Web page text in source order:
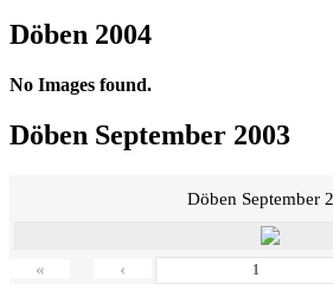
Döben 2004
No Images found.
Döben September 2003
Döben September
« ‹